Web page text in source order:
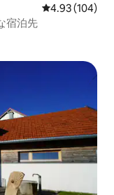
レビュー104
4.93 (104)
宿泊先